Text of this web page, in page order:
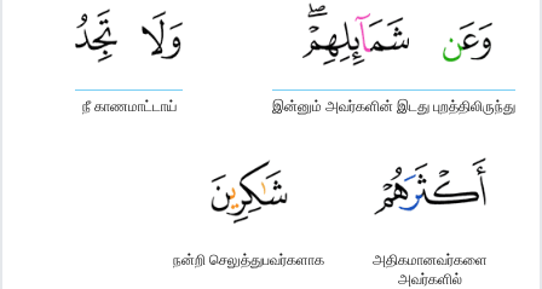
இன்னும் அவர்களின் இடது புறத்திலிருந்து
நீ காணமாட்டாய்
அதிகமானவர்களை
அவர்களில்
நன்றி செலுத்துபவர்களாக